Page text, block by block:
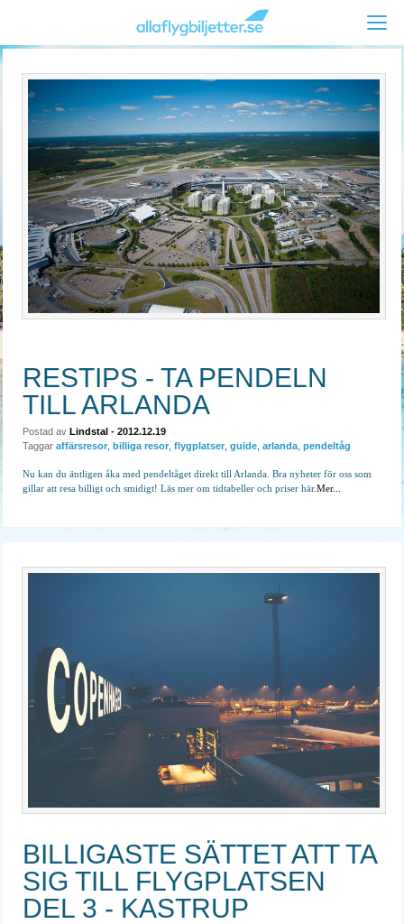
RESTIPS - TA PENDELN
TILL ARLANDA
Postad avLindstal - 2012.12.19
Taggar affärsresor ,billiga resor ,flygplatser ,guide ,arlanda ,pendeltåg
Nu kan du äntligen åka med pendeltåget direkt till Arlanda. Bra nyheter för oss som
gillar att resa billigt och smidigt! Läs mer om tidtabeller och priser här.Mer...
BILLIGASTE SÄTTET ATT TA
SIG TILL FLYGPLATSEN
DEL 3 - KASTRUP